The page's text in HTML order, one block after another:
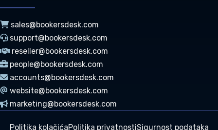
sales@bookersdesk.com
support@bookersdesk.com
reseller@bookersdesk.com
people@bookersdesk.com
accounts@bookersdesk.com
website@bookersdesk.com
marketing@bookersdesk.com
Politika kolačićaPolitika privatnostiSigurnost podataka